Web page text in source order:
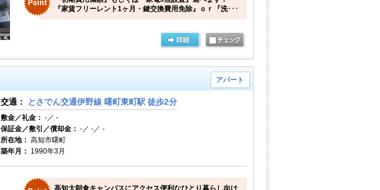
『家賃フリーレント1ヶ月・鍵交換費用免除』ｏｒ『洗･･･
アパート
交通： とさでん交通伊野線 曙町東町駅 徒歩2分
敷金／礼金： -／ -
保証金／敷引／償却金： -／ -／ -
所在地： 高知市曙町
築年月： 1990年3月
高知大朝倉キャンパスにアクセス便利なひとり暮らし向け